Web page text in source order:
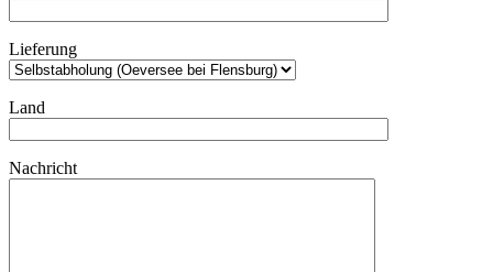
Lieferung
Land
Nachricht